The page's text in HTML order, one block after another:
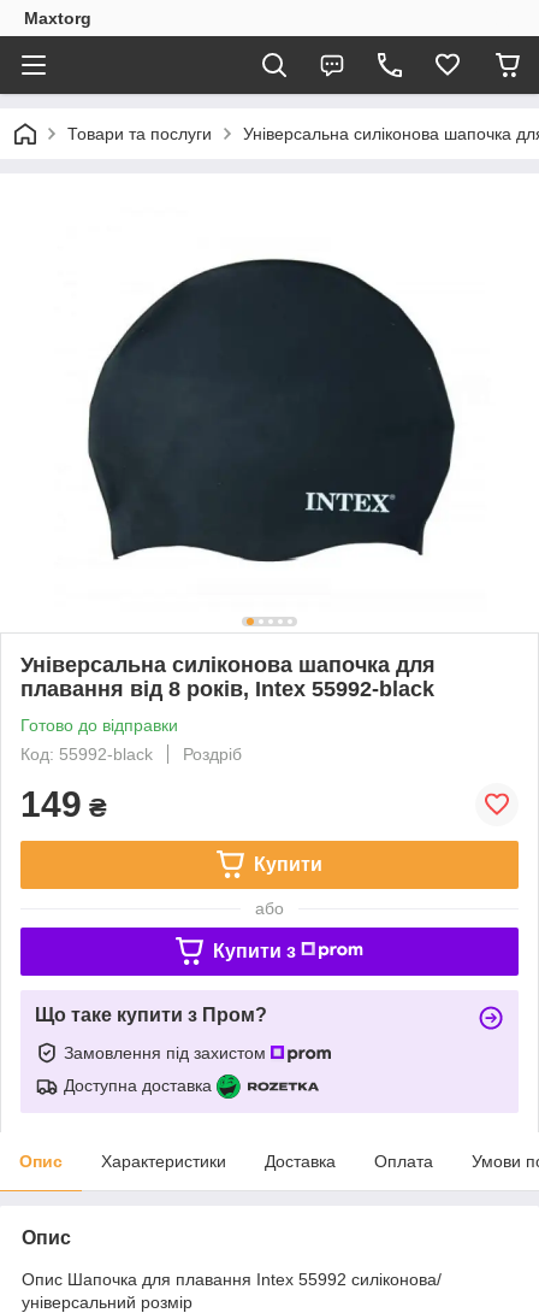
Maxtorg
Товари та послуги Універсальна силіконова шапочка
Універсальна силіконова шапочка для
плавання від 8 років, Intex 55992-black
Готово до відправки
Код: 55992-black
Роздріб
149 ₴
Купити
або
Купити з
Що таке купити з Пром?
Замовлення під захистом
Доступна доставка
Опис Характеристики Доставка Оплата Умови
Опис
Опис Шапочка для плавання Intex 55992 силіконова/
універсальний розмір